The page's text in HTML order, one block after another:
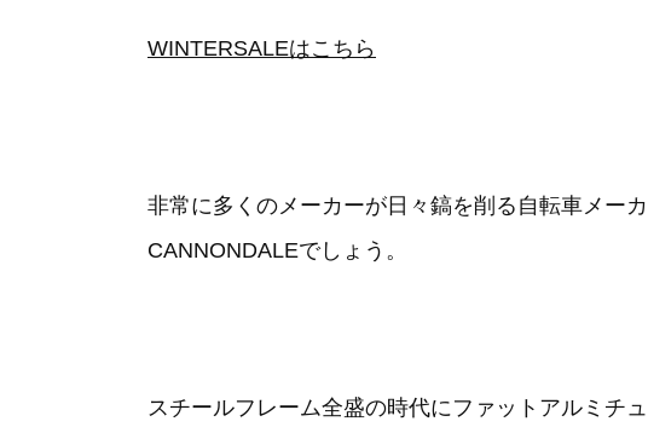
WINTERSALEはこちら
非常に多くのメーカーが日々鎬を削る自転車メー
CANNONDALEでしょう。
スチールフレーム全盛の時代にファットアルミチ